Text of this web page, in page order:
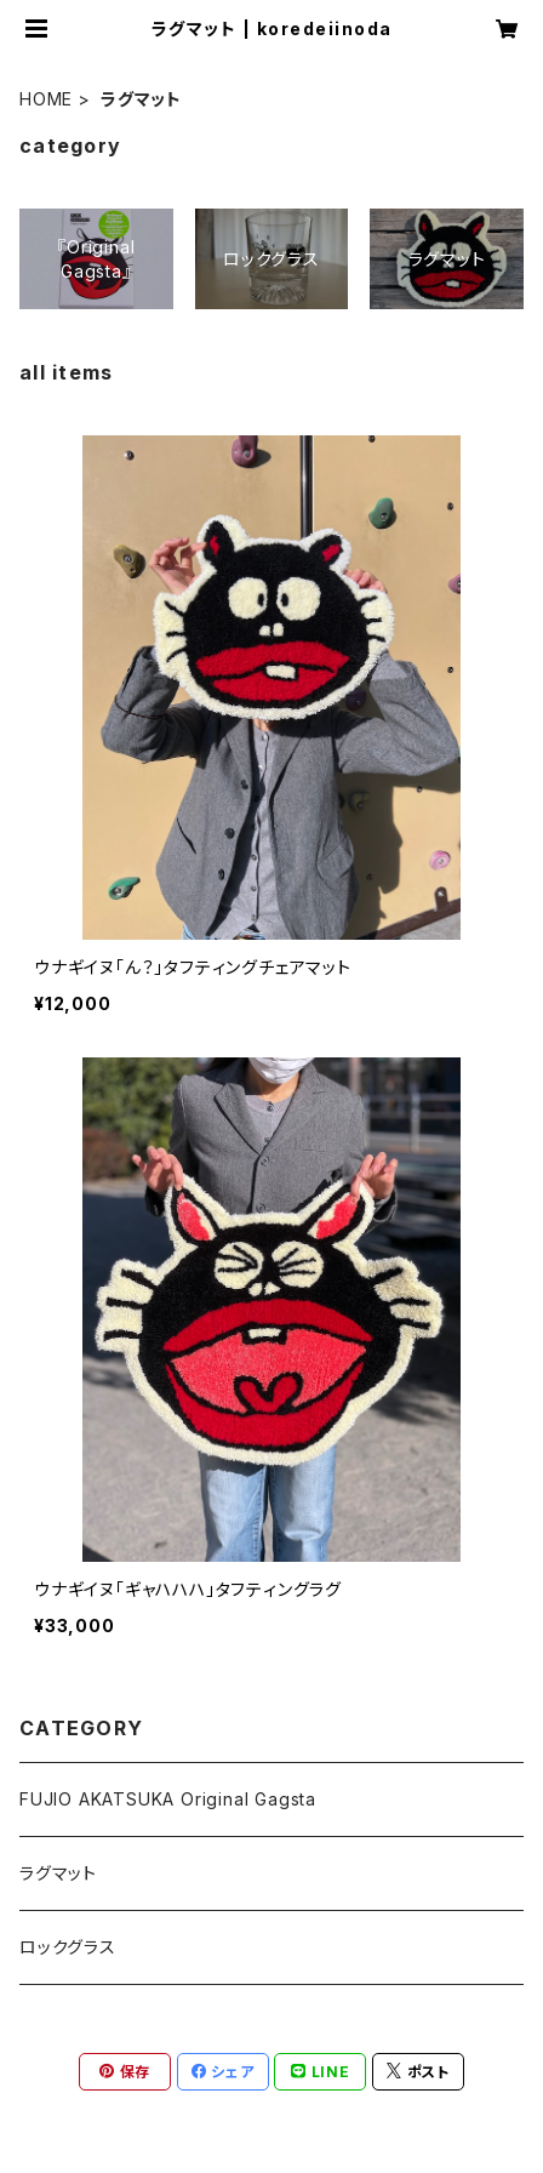
ラグマット | koredeiinoda
HOME ラグマット
category
『Original
Gagsta』
ロックグラス ラグマット
all items
ウナギイヌ「ん？」タフティングチェアマット
¥12,000
ウナギイヌ「ギャハハハ」タフティングラグ
¥33,000
CATEGORY
FUJIO AKATSUKA Original Gagsta
ラグマット
ロックグラス
保存 シェア LINE ポスト